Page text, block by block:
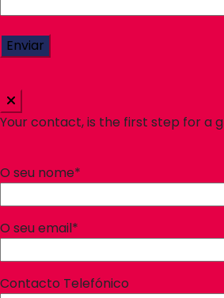
Your contact, is the first step for a
O seu nome*
O seu email*
Contacto Telefónico